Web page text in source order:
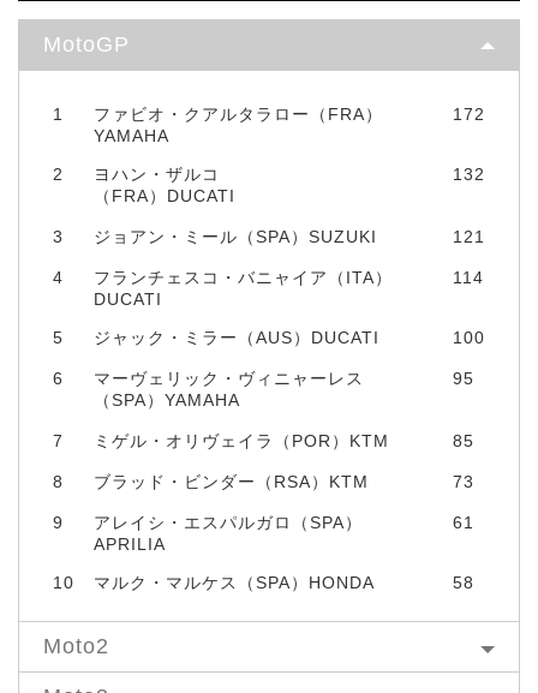
MotoGP
1
ファビオ・クアルタラロー（FRA）
YAMAHA
172
2
ヨハン・ザルコ
（FRA）DUCATI
132
3 ジョアン・ミール（SPA）SUZUKI 121
4
フランチェスコ・バニャイア（ITA）
DUCATI
114
5 ジャック・ミラー（AUS）DUCATI 100
6
マーヴェリック・ヴィニャーレス
（SPA）YAMAHA
95
7 ミゲル・オリヴェイラ（POR）KTM 85
8 ブラッド・ビンダー（RSA）KTM 73
9
アレイシ・エスパルガロ（SPA）
APRILIA
61
10 マルク・マルケス（SPA）HONDA 58
Moto2